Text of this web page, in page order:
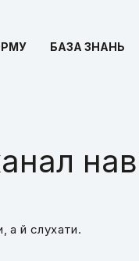
БАЗА ЗНАНЬ
а й слухати.